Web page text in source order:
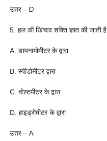
उत्तर – D
5. हल की खिंचाव शक्ति ज्ञात की जाती है
A. डायनामोमीटर के द्वारा
B. स्पीडोमीटर द्वारा
C. वोल्टमीटर के द्वारा
D. हाइड्रोमीटर के द्वारा
उत्तर – A